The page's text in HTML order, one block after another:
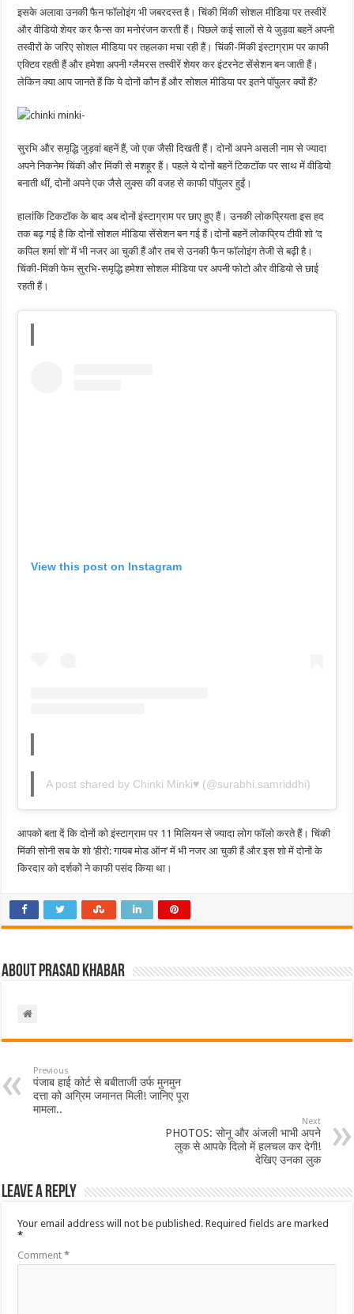
इसके अलावा उनकी फैन फॉलोइंग भी जबरदस्त है। चिंकी मिंकी सोशल मीडिया पर तस्वीरें
और वीडियो शेयर कर फैन्स का मनोरंजन करती हैं। पिछले कई सालों से ये जुड़वा बहनें अपनी
तस्वीरों के जरिए सोशल मीडिया पर तहलका मचा रही हैं। चिंकी-मिंकी इंस्टाग्राम पर काफी
एक्टिव रहती हैं और हमेशा अपनी ग्लैमरस तस्वीरें शेयर कर इंटरनेट सेंसेशन बन जाती हैं।
लेकिन क्या आप जानते हैं कि ये दोनों कौन हैं और सोशल मीडिया पर इतने पॉपुलर क्यों हैं?
सुरभि और समृद्धि जुड़वां बहनें हैं, जो एक जैसी दिखती हैं। दोनों अपने असली नाम से ज्यादा
अपने निकनेम चिंकी और मिंकी से मशहूर हैं। पहले ये दोनों बहनें टिकटॉक पर साथ में वीडियो
बनाती थीं, दोनों अपने एक जैसे लुक्स की वजह से काफी पॉपुलर हुईं।
हालांकि टिकटॉक के बाद अब दोनों इंस्टाग्राम पर छाए हुए हैं। उनकी लोकप्रियता इस हद
तक बढ़ गई है कि दोनों सोशल मीडिया सेंसेशन बन गई हैं।दोनों बहनें लोकप्रिय टीवी शो ‘द
कपिल शर्मा शो’ में भी नजर आ चुकी हैं और तब से उनकी फैन फॉलोइंग तेजी से बढ़ी है।
चिंकी-मिंकी फेम सुरभि-समृद्धि हमेशा सोशल मीडिया पर अपनी फोटो और वीडियो से छाई
रहती हैं।
View this post on Instagram
A post shared by Chinki Minki♥️ (@surabhi.samriddhi)
आपको बता दें कि दोनों को इंस्टाग्राम पर 11 मिलियन से ज्यादा लोग फॉलो करते हैं। चिंकी
मिंकी सोनी सब के शो ‘हीरो: गायब मोड ऑन’ में भी नजर आ चुकी हैं और इस शो में दोनों के
किरदार को दर्शकों ने काफी पसंद किया था।
About Prasad Khabar
Previous
पंजाब हाई कोर्ट से बबीताजी उर्फ मुनमुन
दत्ता को अग्रिम जमानत मिली! जानिए पूरा
मामला..
Next
PHOTOS: सोनू और अंजली भाभी अपने
लुक से आपके दिलो में हलचल कर देगी!
देखिए उनका लुक
Leave a Reply
Your email address will not be published. Required fields are marked
*
Comment*